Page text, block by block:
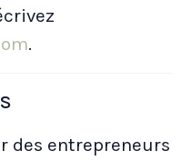
.
des entrepreneurs